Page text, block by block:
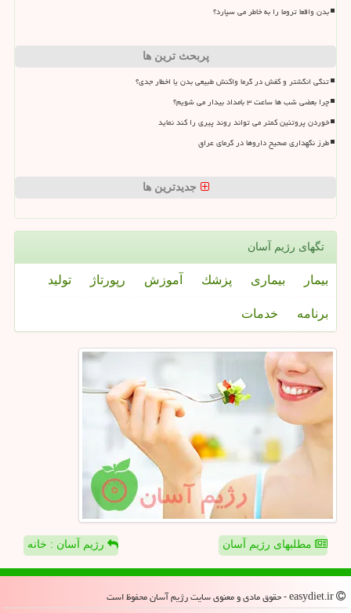
بدن واقعا تروما را به خاطر می سپارد؟
پربحث ترین ها
تنگی انگشتر و کفش در گرما واکنش طبیعی بدن یا اخطار جدی؟
چرا بعضی شب ها ساعت ۳ بامداد بیدار می شویم؟
خوردن پروتئین کمتر می تواند روند پیری را کند نماید
طرز نگهداری صحیح داروها در گرمای عراق
جدیدترین ها
تگهای رژیم آسان
بیمار بیماری پزشك آموزش رپورتاژ تولید
برنامه خدمات
مطلبهای رژیم آسان رژیم آسان : خانه